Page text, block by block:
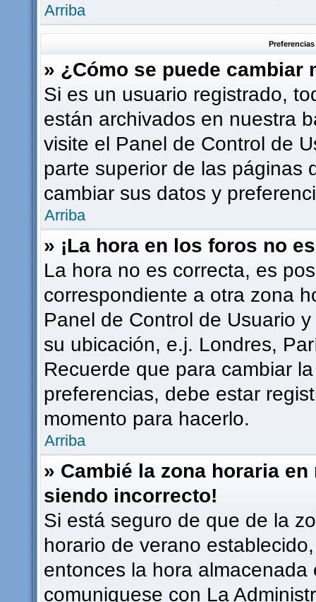
Arriba
» ¿Cómo se puede cambiar
Si es un usuario registrado,
están archivados en nuestra
visite el Panel de Control de
parte superior de las páginas
cambiar sus datos y
Arriba
» ¡La hora en los foros no
La hora no es correcta, es
correspondiente a otra zona
Panel de Control de Usuario
su ubicación, e.j. Londres,
Recuerde que para cambiar
preferencias, debe estar
momento para hacerlo.
Arriba
» Cambié la zona horaria
siendo incorrecto!
Si está seguro de que de la
horario de verano
entonces la hora
comuniquese con La